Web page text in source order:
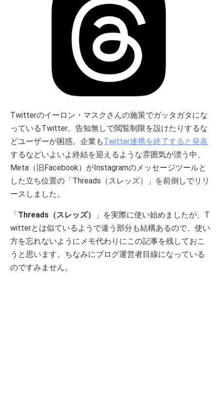
Twitterのイーロン・マスクさんの施策でガッタガタにな
っているTwitter。告知無しで閲覧制限を設けたりするな
どユーザーが困惑。企業もTwitter連携を終了すると発表
するなどいよいよ終結を迎えるような雰囲気が漂う中、
Meta（旧Facebook）がInstagramのメッセージツールと
した立ち位置の「Threads（スレッズ）」を前倒しでリリ
ースしました。
「 Threads（スレッズ）
」を実際に使い始めましたが、T
witterとは似ているようで違う部分も結構あるので、使い
方を忘れないようにメモ代わりにこの記事を残しておこ
うと思います。ちなみにブログ運営者目線になっている
のですみません。